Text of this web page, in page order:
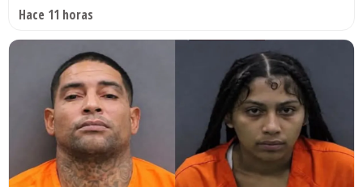
Hace 11 horas